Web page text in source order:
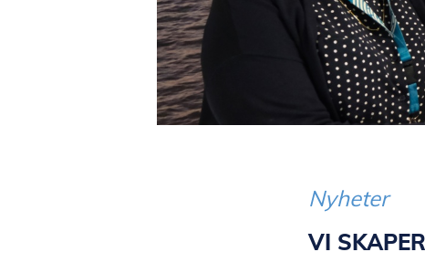
Nyheter
VI